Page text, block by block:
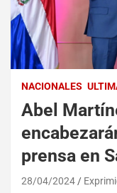
NACIONALES
Abel
prensa en
28/04/2024